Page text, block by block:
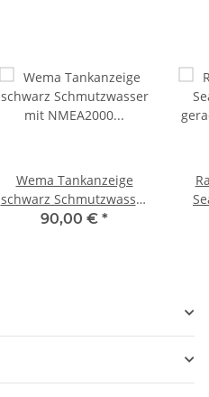
Wema Tankanzeige
schwarz Schmutzwasser
mit NMEA2000
90,00 € *